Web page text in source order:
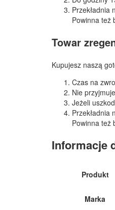
Przekładnia
Powinna też
Towar
Kupujesz naszą
Czas na
Nie
Jeżeli
Przekładnia
Powinna też
Informacje
Produkt
Marka